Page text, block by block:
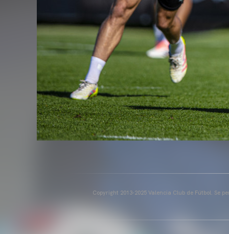
Copyright 2013-2025 Valencia Club de Fútbol. Se